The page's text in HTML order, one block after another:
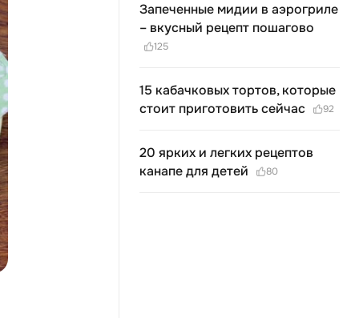
Запеченные мидии в аэрогриле
– вкусный рецепт пошагово
125
15 кабачковых тортов, которые
стоит приготовить сейчас
92
20 ярких и легких рецептов
канапе для детей
80